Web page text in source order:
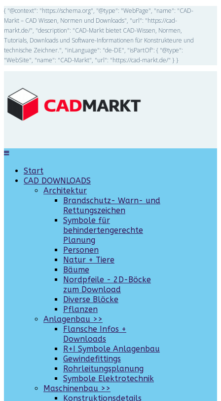
{ "@context": "https://schema.org", "@type": "WebPage", "name": "CAD-
Markt – CAD Wissen, Normen und Downloads", "url": "https://cad-
markt.de/", "description": "CAD-Markt bietet CAD-Wissen, Normen,
Tutorials, Downloads und Software-Informationen für Konstrukteure und
technische Zeichner.", "inLanguage": "de-DE", "isPartOf": { "@type":
"WebSite", "name": "CAD-Markt", "url": "https://cad-markt.de/" } }
Start
CAD DOWNLOADS
Architektur
Brandschutz- Warn- und
Rettungszeichen
Symbole für
behindertengerechte
Planung
Personen
Natur + Tiere
Bäume
Nordpfeile - 2D-Böcke
zum Download
Diverse Blöcke
Pflanzen
Anlagenbau >>
Flansche Infos +
Downloads
R+I Symbole Anlagenbau
Gewindefittings
Rohrleitungsplanung
Symbole Elektrotechnik
Maschinenbau >>
Konstruktionsdetails